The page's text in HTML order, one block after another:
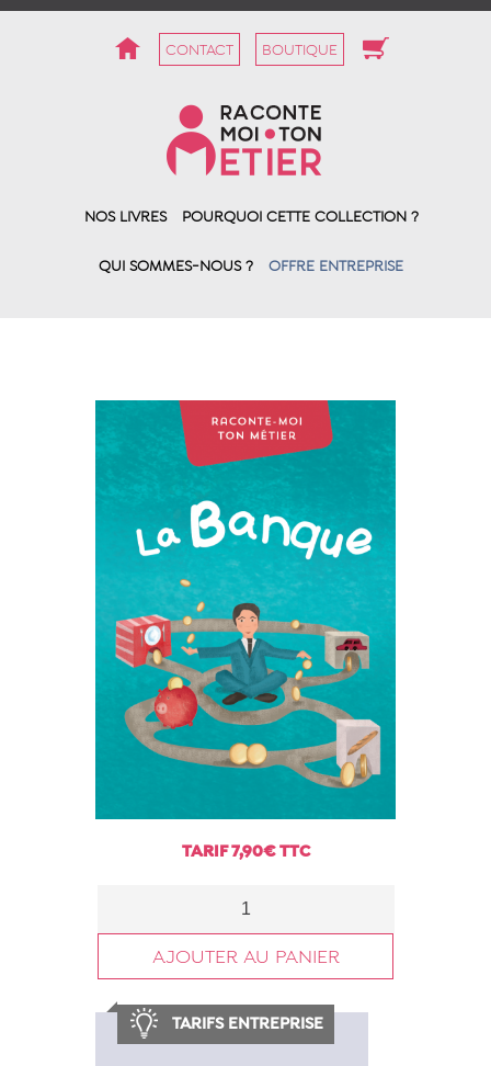
CONTACT BOUTIQUE
NOS LIVRES POURQUOI CETTE COLLECTION ?
QUI SOMMES-NOUS ? OFFRE ENTREPRISE
TARIF7,90€TTC
AJOUTER AU PANIER
TARIFS ENTREPRISE